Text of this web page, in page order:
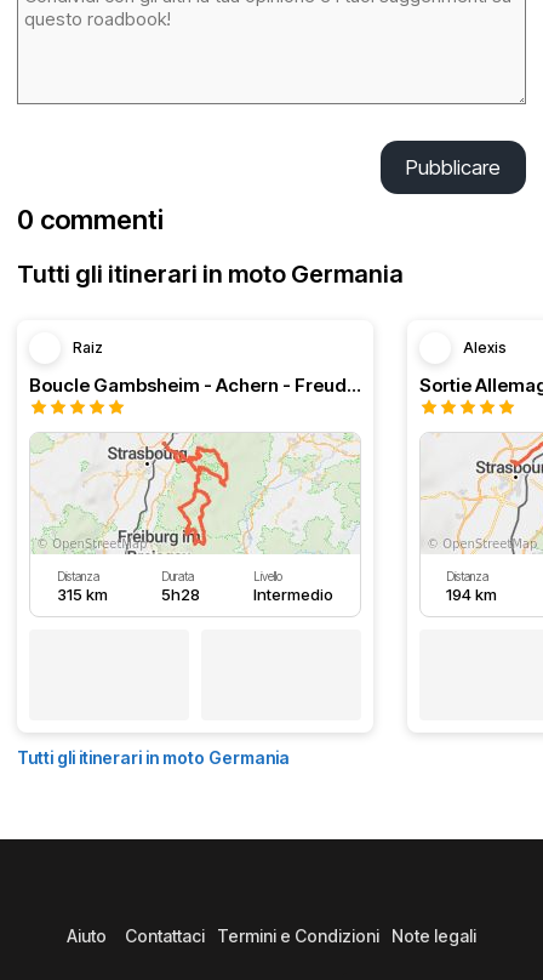
Pubblicare
0 commenti
Tutti gli itinerari in moto Germania
Raiz
Boucle Gambsheim - Achern - Freudenstadt - Triberg
Distanza
315 km
Durata
5h28
Livello
Intermedio
Alexis
Sortie
Distanza
194 km
Tutti gli itinerari in moto Germania
Aiuto Contattaci Termini e Condizioni Note legali